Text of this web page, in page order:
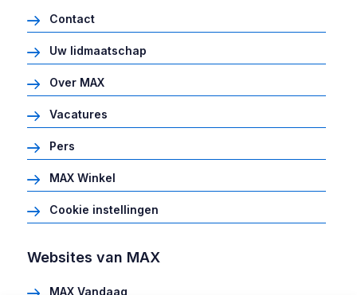
Contact
Uw lidmaatschap
Over MAX
Vacatures
Pers
MAX Winkel
Cookie instellingen
Websites van MAX
MAX Vandaag